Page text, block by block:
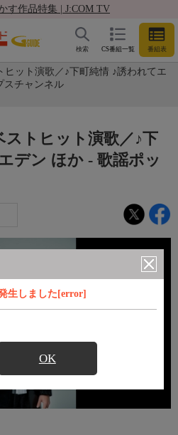
す作品特集 | J:COM TV
CS番組一覧 番組表
検索
ヒット演歌／♪下町純情 ♪誘われてエ
スチャンネル
生しました[error]
OK
ストヒット演歌／♪下
デン ほか - 歌謡ポッ